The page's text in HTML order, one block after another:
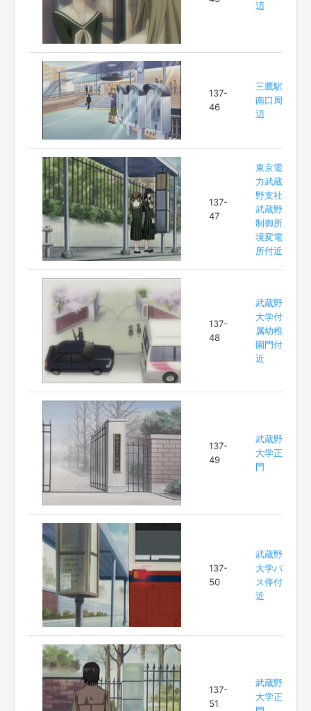
辺
137-
46
三鷹駅
南口周
辺
137-
47
東京電
力武蔵
野支社
武蔵野
制御所
境変電
所付近
137-
48
武蔵野
大学付
属幼稚
園門付
近
137-
49
武蔵野
大学正
門
137-
50
武蔵野
大学バ
ス停付
近
137-
51
武蔵野
大学正